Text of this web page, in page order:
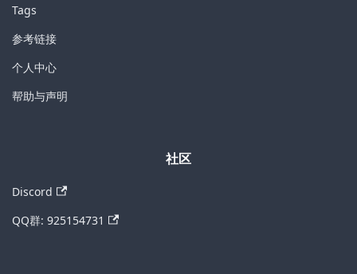
Tags
参考链接
个人中心
帮助与声明
社区
Discord
QQ群: 925154731